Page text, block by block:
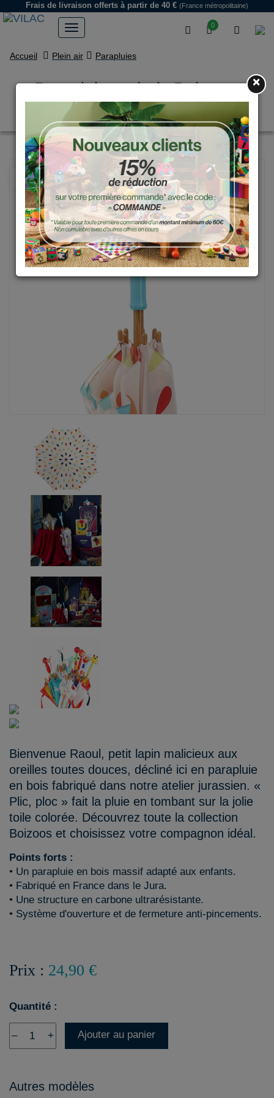
0
Frais de livraison offerts à partir de 40 € (France métropolitaine)
Accueil Plein air Parapluies
Parapluie en bois Boizoos,
Raoul le lapin
Bienvenue Raoul, petit lapin malicieux aux
oreilles toutes douces, décliné ici en parapluie
en bois fabriqué dans notre atelier jurassien. «
Plic, ploc » fait la pluie en tombant sur la jolie
toile colorée. Découvrez toute la collection
Boizoos et choisissez votre compagnon idéal.
Points forts :
• Un parapluie en bois massif adapté aux enfants.
• Fabriqué en France dans le Jura.
• Une structure en carbone ultrarésistante.
• Système d'ouverture et de fermeture anti-pincements.
Prix : 24,90 €
Quantité :
– + Ajouter au panier
Autres modèles
×